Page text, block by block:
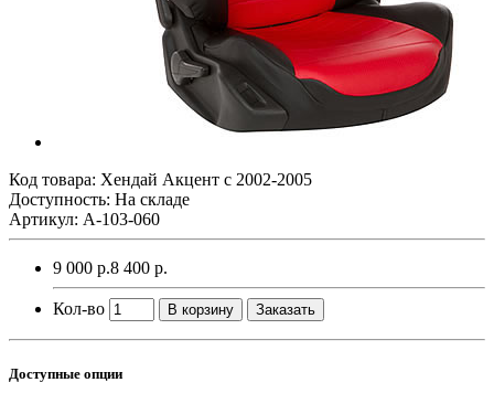
Код товара: Хендай Акцент с 2002-2005
Доступность: На складе
Артикул: A-103-060
9 000 р.8 400 р.
Кол-во В корзину Заказать
Доступные опции